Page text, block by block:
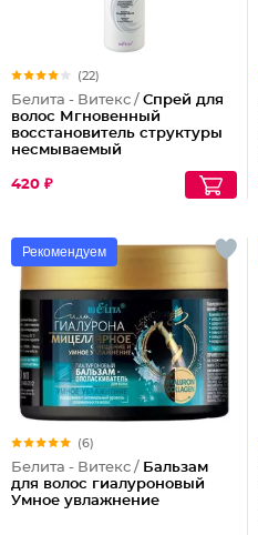
(22)
Белита - Витекс / Спрей для
волос Мгновенный
восстановитель структуры
несмываемый
420 ₽
Рекомендуем
(6)
Белита - Витекс / Бальзам
для волос гиалуроновый
Умное увлажнение